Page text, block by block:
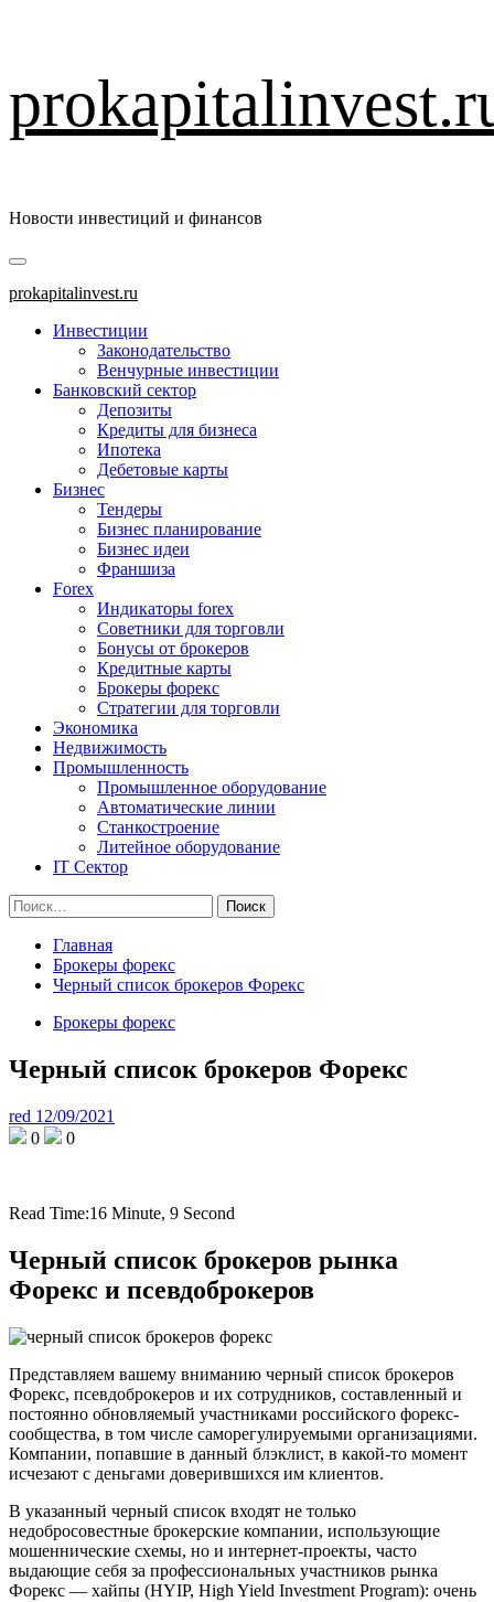
к
содержимому
Новости инвестиций и финансов
Основное
меню
prokapitalinvest.ru
Инвестиции
Законодательство
Венчурные инвестиции
Банковский сектор
Депозиты
Кредиты для бизнеса
Ипотека
Дебетовые карты
Бизнес
Тендеры
Бизнес планирование
Бизнес идеи
Франшиза
Forex
Индикаторы forex
Советники для торговли
Бонусы от брокеров
Кредитные карты
Брокеры форекс
Стратегии для торговли
Экономика
Недвижимость
Промышленность
Промышленное оборудование
Автоматические линии
Станкостроение
Литейное оборудование
IT Сектор
Найти:
Главная
Брокеры форекс
Черный список брокеров Форекс
Брокеры форекс
Черный список брокеров Форекс
red 12/09/2021
0
0
Read Time:16 Minute, 9 Second
Черный список брокеров рынка
Форекс и псевдоброкеров
Представляем вашему вниманию черный список брокеров
Форекс, псевдоброкеров и их сотрудников, составленный и
постоянно обновляемый участниками российского форекс-
сообщества, в том числе саморегулируемыми организациями.
Компании, попавшие в данный блэклист, в какой-то момент
исчезают с деньгами доверившихся им клиентов.
В указанный черный список входят не только
недобросовестные брокерские компании, использующие
мошеннические схемы, но и интернет-проекты, часто
выдающие себя за профессиональных участников рынка
Форекс — хайпы (HYIP, High Yield Investment Program): очень